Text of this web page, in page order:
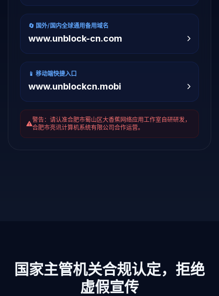
🔄 国外/国内全球通用备用域名
www.unblock-cn.com
📱 移动端快捷入口
www.unblockcn.mobi
警告：请认准合肥市蜀山区大香蕉网络应用工作室自研研发，
合肥市亮讯计算机系统有限公司合作运营。
国家主管机关合规认定，拒绝
虚假宣传